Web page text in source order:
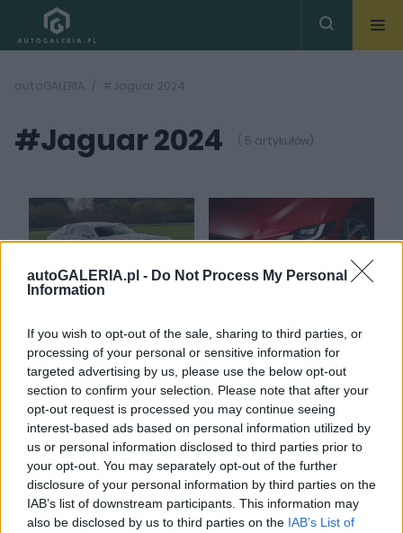
autoGALERIA.pl - Do Not Process My Personal
Information
If you wish to opt-out of the sale, sharing to third parties, or
processing of your personal or sensitive information for
targeted advertising by us, please use the below opt-out
section to confirm your selection. Please note that after your
opt-out request is processed you may continue seeing
interest-based ads based on personal information utilized by
us or personal information disclosed to third parties prior to
your opt-out. You may separately opt-out of the further
disclosure of your personal information by third parties on the
IAB’s list of downstream participants. This information may
also be disclosed by us to third parties on the IAB’s List of
autoGALERIA #Jaguar 2024
#Jaguar 2024 ( 5 artykułów)
4 ZDJĘĆ
Przed Wami przyszłość
Jaguara. To jest
prawdziwa rewolucja
Maciej Kuchno
12 ZDJĘĆ
Jaguar to jedyna
marka na świecie,
która istnieje i nie
produkuje nowych aut.
Co tu się dzieje?
Maciej Kuchno